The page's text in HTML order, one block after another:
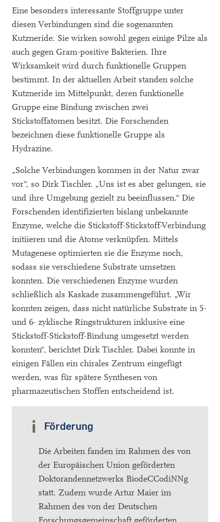
Eine besonders interessante Stoffgruppe unter
diesen Verbindungen sind die sogenannten
Kutzneride: Sie wirken sowohl gegen einige Pilze als
auch gegen Gram-positive Bakterien. Ihre
Wirksamkeit wird durch funktionelle Gruppen
bestimmt. In der aktuellen Arbeit standen solche
Kutzneride im Mittelpunkt, deren funktionelle
Gruppe eine Bindung zwischen zwei
Stickstoffatomen besitzt. Die Forschenden
bezeichnen diese funktionelle Gruppe als
Hydrazine.
„Solche Verbindungen kommen in der Natur zwar
vor“, so Dirk Tischler. „Uns ist es aber gelungen, sie
und ihre Umgebung gezielt zu beeinflussen.“ Die
Forschenden identifizierten bislang unbekannte
Enzyme, welche die Stickstoff-Stickstoff-Verbindung
initiieren und die Atome verknüpfen. Mittels
Mutagenese optimierten sie die Enzyme noch,
sodass sie verschiedene Substrate umsetzen
konnten. Die verschiedenen Enzyme wurden
schließlich als Kaskade zusammengeführt. „Wir
konnten zeigen, dass nicht natürliche Substrate in 5-
und 6- zyklische Ringstrukturen inklusive eine
Stickstoff-Stickstoff-Bindung umgesetzt werden
konnten“, berichtet Dirk Tischler. Dabei konnte in
einigen Fällen ein chirales Zentrum eingefügt
werden, was für spätere Synthesen von
pharmazeutischen Stoffen entscheidend ist.
Förderung
Die Arbeiten fanden im Rahmen des von
der Europäischen Union geförderten
Doktorandennetzwerks BiodeCCodiNNg
statt. Zudem wurde Artur Maier im
Rahmen des von der Deutschen